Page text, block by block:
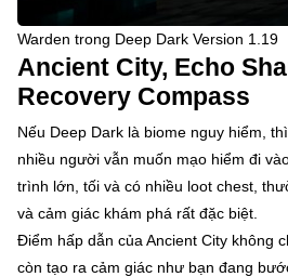
Warden trong Deep Dark Version 1.19
Ancient City, Echo
Recovery Compass
Nếu Deep Dark là biome nguy hiểm,
nhiều người vẫn muốn mạo hiểm đi
trình lớn, tối và có nhiều loot chest,
và cảm giác khám phá rất đặc biệt.
Điểm hấp dẫn của Ancient City không
còn tạo ra cảm giác như bạn đang